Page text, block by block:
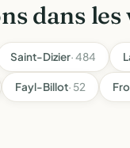
dans
Saint-Dizier· 484
Fayl-Billot· 52